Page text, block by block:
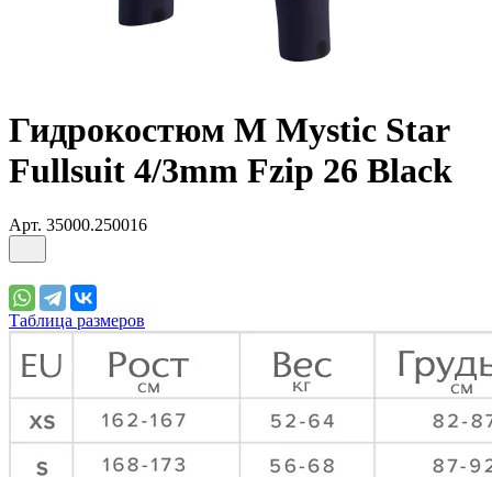
Гидрокостюм М Mystic Star
Fullsuit 4/3mm Fzip 26 Black
Арт. 35000.250016
Таблица размеров